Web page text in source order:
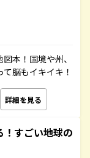
本！国境や州、
脳もイキイキ！
詳細を見る
すごい地球の